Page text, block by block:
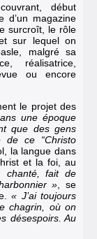
début
d’un magazine
surcroît, le rôle
sur lequel on
malgré sa
réalisatrice,
ou encore
le projet des
une époque
que des gens
de ce “Christo
la langue dans
et la foi, au
chanté, fait de
» , se
« J’ai toujours
chagrin, où on
désespoirs. Au